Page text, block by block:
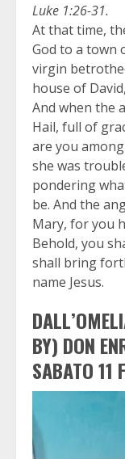
Luke 1:26-31.
At that time,
God to a town
virgin
house of
And when the
Hail, full of
are you
she was
pondering
be. And the
Mary, for you
Behold, you
shall bring
name Jesus.
BY) DON
SABATO